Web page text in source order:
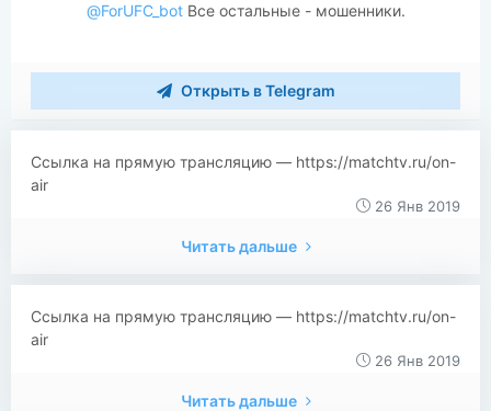
@ForUFC_botВсе остальные - мошенники.
Открыть в Telegram
Ссылка на прямую трансляцию — https://matchtv.ru/on-
air
26 Янв 2019
Читать дальше
Ссылка на прямую трансляцию — https://matchtv.ru/on-
air
26 Янв 2019
Читать дальше